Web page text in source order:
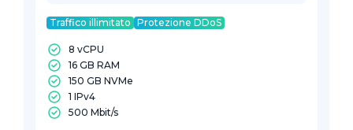
Traffico illimitato Protezione DDoS
8 vCPU
16 GB RAM
150 GB NVMe
1 IPv4
500 Mbit/s